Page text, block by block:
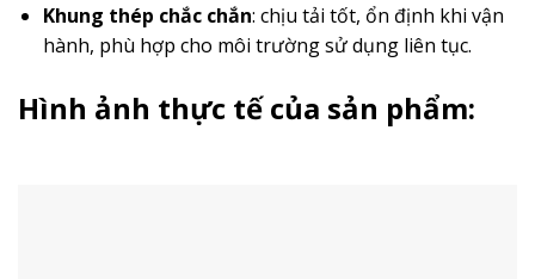
Khung thép chắc chắn: chịu tải tốt, ổn định khi vận
hành, phù hợp cho môi trường sử dụng liên tục.
Hình ảnh thực tế của sản phẩm: